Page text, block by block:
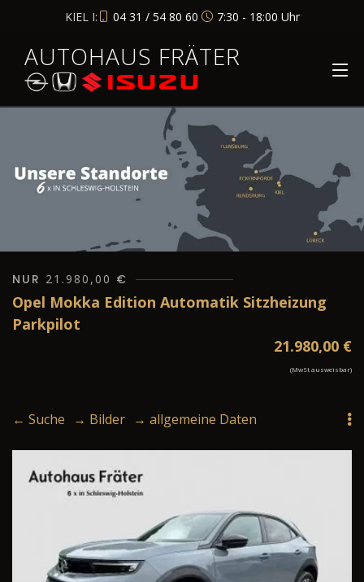
KIEL I: 04 31 / 54 80 60 7:30 - 18:00 Uhr
AUTOHAUS FRÄTER
NUR 21.980,00 €
Opel Mokka Edition Automatik Sitzheizung
Parkpilot
21.980,00 €
(MwSt ausweisbar)
← Suche → Bilder → allgemeine Daten